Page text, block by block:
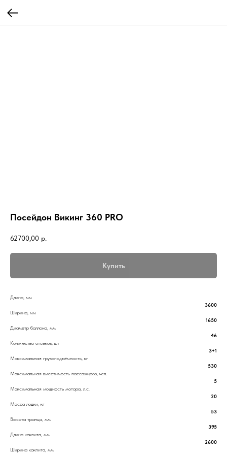
Посейдон Викинг 360 PRO
62700,00 р.
Купить
Длина, мм
3600
Ширина, мм
1650
Диаметр баллона, мм
46
Количество отсеков, шт
3+1
Максимальная грузоподъёмность, кг
530
Максимальная вместимость пассажиров, чел.
5
Максимальная мощность мотора, л.с.
20
Масса лодки, кг
53
Высота транца, мм
395
Длина кокпита, мм
2600
Ширина кокпита, мм